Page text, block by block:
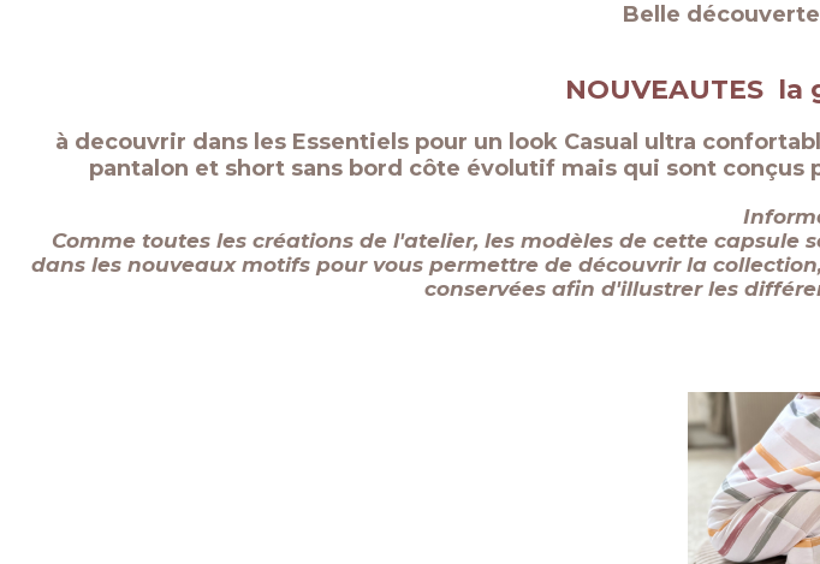
Belle
NOUVEAUTES la
à decouvrir dans les Essentiels pour un look Casual ultra
pantalon et short sans bord côte évolutif mais qui sont
Comme toutes les créations de l'atelier, les modèles de cette
dans les nouveaux motifs pour vous permettre de découvrir la
conservées afin d'illustrer les